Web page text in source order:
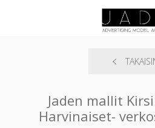
Jaden mallit
Harvinaiset-